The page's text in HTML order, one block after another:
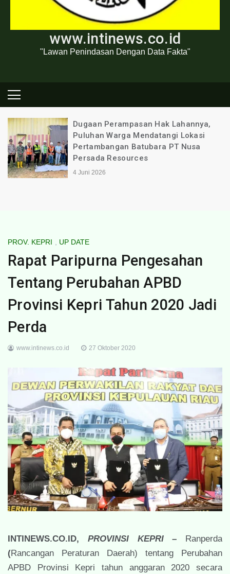
www.intinews.co.id
"Lawan Penindasan Dengan Data Fakta"
Dugaan Perampasan Hak Lahannya,
Puluhan Warga Mendatangi Lokasi
Pertambangan Batubara PT Nusa
Persada Resources
4 Juni 2026
PROV. KEPRI , UP DATE
Rapat Paripurna Pengesahan
Tentang Perubahan APBD
Provinsi Kepri Tahun 2020 Jadi
Perda
www.intinews.co.id 27 Oktober 2020
INTINEWS.CO.ID, PROVINSI KEPRI–
Ranperda
(Rancangan Peraturan Daerah) tentang Perubahan
APBD Provinsi Kepri tahun anggaran 2020 secara